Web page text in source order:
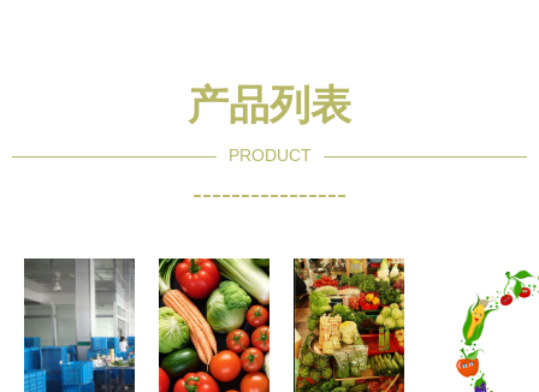
产品列表
PRODUCT
----------------